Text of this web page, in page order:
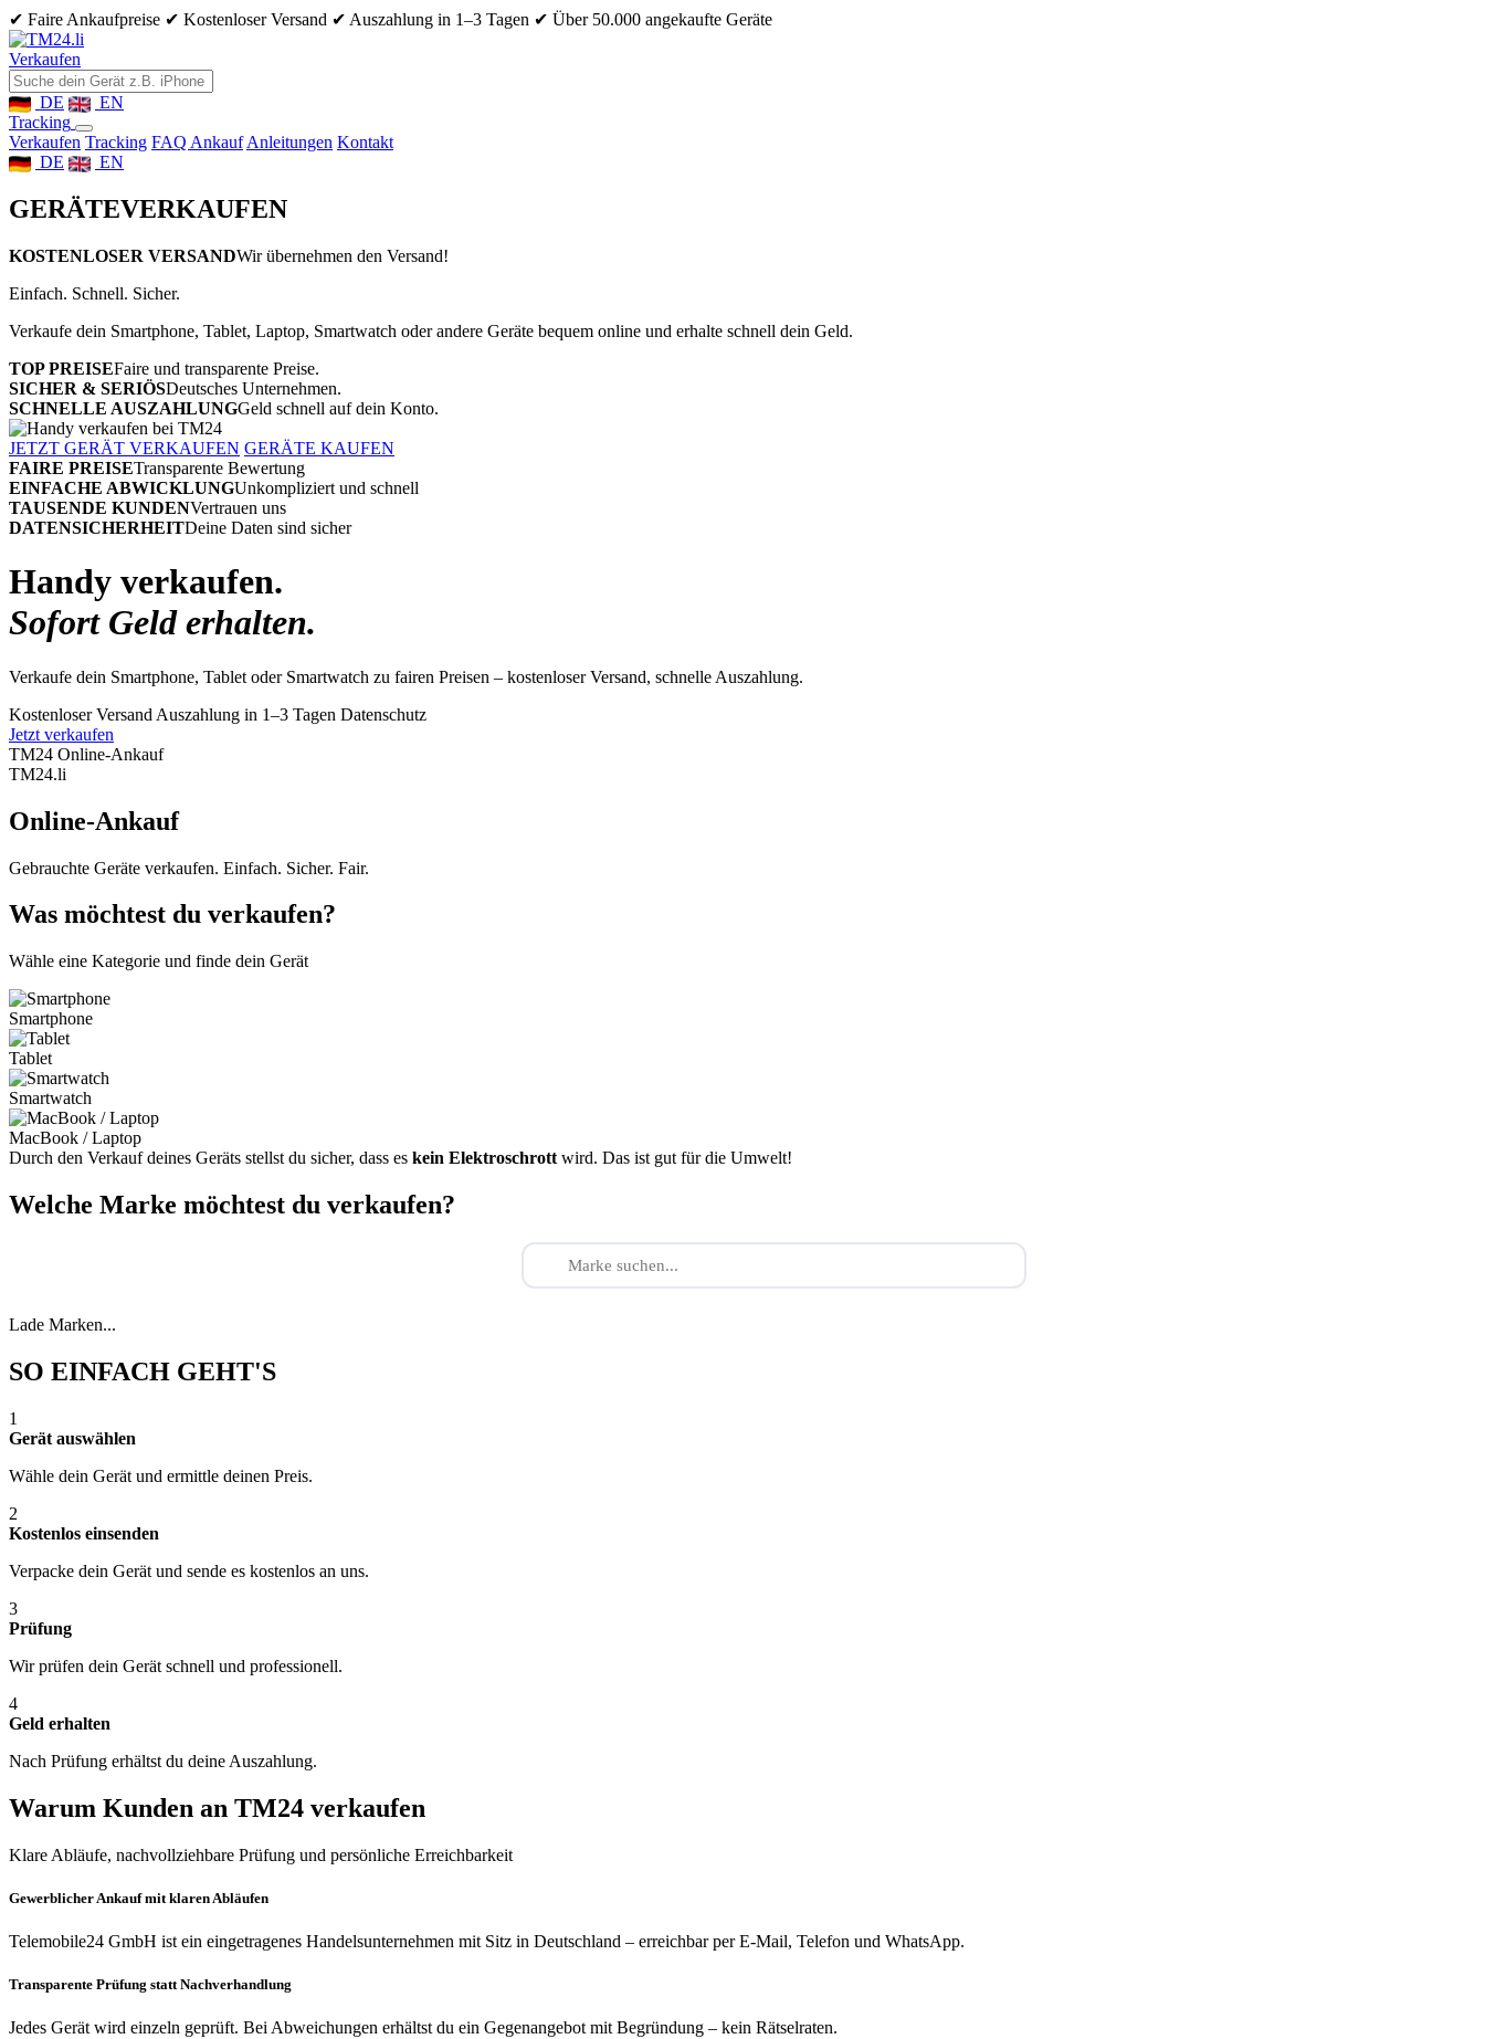
✔ Faire Ankaufpreise ✔ Kostenloser Versand ✔ Auszahlung in 1–3 Tagen ✔ Über 50.000 angekaufte Geräte
Verkaufen
DE
EN
Tracking
Verkaufen Tracking FAQ Ankauf Anleitungen Kontakt
DE
EN
GERÄTEVERKAUFEN
KOSTENLOSER VERSANDWir übernehmen den Versand!
Einfach. Schnell. Sicher.
Verkaufe dein Smartphone, Tablet, Laptop, Smartwatch oder andere Geräte bequem online und erhalte schnell dein Geld.
TOP PREISEFaire und transparente Preise.
SICHER & SERIÖSDeutsches Unternehmen.
SCHNELLE AUSZAHLUNGGeld schnell auf dein Konto.
JETZT GERÄT VERKAUFEN GERÄTE KAUFEN
FAIRE PREISETransparente Bewertung
EINFACHE ABWICKLUNGUnkompliziert und schnell
TAUSENDE KUNDENVertrauen uns
DATENSICHERHEITDeine Daten sind sicher
Handy verkaufen.
Sofort Geld erhalten.
Verkaufe dein Smartphone, Tablet oder Smartwatch zu fairen Preisen – kostenloser Versand, schnelle Auszahlung.
Kostenloser Versand Auszahlung in 1–3 Tagen Datenschutz
Jetzt verkaufen
TM24 Online-Ankauf
TM24.li
Online-Ankauf
Gebrauchte Geräte verkaufen. Einfach. Sicher. Fair.
Was möchtest du verkaufen?
Wähle eine Kategorie und finde dein Gerät
Smartphone
Tablet
Smartwatch
MacBook / Laptop
Durch den Verkauf deines Geräts stellst du sicher, dass es kein Elektroschrott wird. Das ist gut für die Umwelt!
Welche Marke möchtest du verkaufen?
Lade Marken...
SO EINFACH GEHT'S
1
Gerät auswählen
Wähle dein Gerät und ermittle deinen Preis.
2
Kostenlos einsenden
Verpacke dein Gerät und sende es kostenlos an uns.
3
Prüfung
Wir prüfen dein Gerät schnell und professionell.
4
Geld erhalten
Nach Prüfung erhältst du deine Auszahlung.
Warum Kunden an TM24 verkaufen
Klare Abläufe, nachvollziehbare Prüfung und persönliche Erreichbarkeit
Gewerblicher Ankauf mit klaren Abläufen
Telemobile24 GmbH ist ein eingetragenes Handelsunternehmen mit Sitz in Deutschland – erreichbar per E-Mail, Telefon und WhatsApp.
Transparente Prüfung statt Nachverhandlung
Jedes Gerät wird einzeln geprüft. Bei Abweichungen erhältst du ein Gegenangebot mit Begründung – kein Rätselraten.